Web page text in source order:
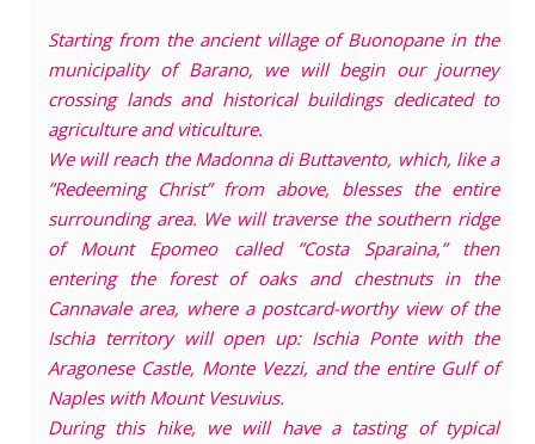
Starting from the ancient village of Buonopane in the
municipality of Barano, we will begin our journey
crossing lands and historical buildings dedicated to
agriculture and viticulture.
We will reach the Madonna di Buttavento, which, like a
”Redeeming Christ” from above, blesses the entire
surrounding area. We will traverse the southern ridge
of Mount Epomeo called ”Costa Sparaina,” then
entering the forest of oaks and chestnuts in the
Cannavale area, where a postcard-worthy view of the
Ischia territory will open up: Ischia Ponte with the
Aragonese Castle, Monte Vezzi, and the entire Gulf of
Naples with Mount Vesuvius.
During this hike, we will have a tasting of typical